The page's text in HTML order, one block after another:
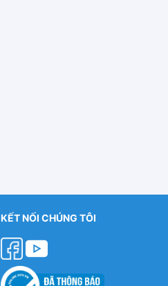
KẾT NỐI CHÚNG TÔI